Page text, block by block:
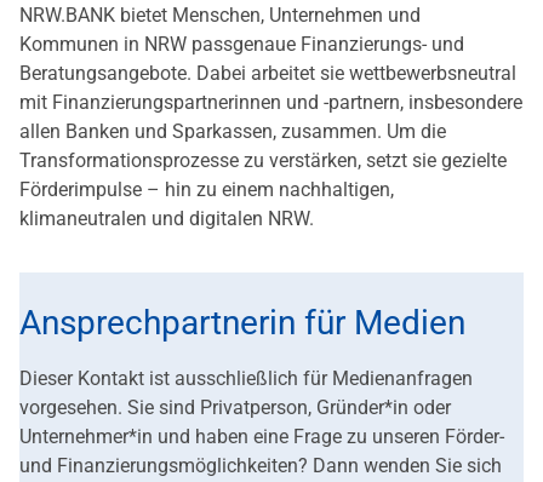
NRW.BANK bietet Menschen, Unternehmen und
Kommunen in NRW passgenaue Finanzierungs- und
Beratungsangebote. Dabei arbeitet sie wettbewerbsneutral
mit Finanzierungspartnerinnen und -partnern, insbesondere
allen Banken und Sparkassen, zusammen. Um die
Transformationsprozesse zu verstärken, setzt sie gezielte
Förderimpulse – hin zu einem nachhaltigen,
klimaneutralen und digitalen NRW.
Ansprechpartnerin für Medien
Dieser Kontakt ist ausschließlich für Medienanfragen
vorgesehen. Sie sind Privatperson, Gründer*in oder
Unternehmer*in und haben eine Frage zu unseren Förder-
und Finanzierungsmöglichkeiten? Dann wenden Sie sich